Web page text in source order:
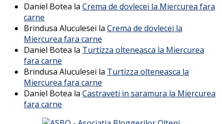
Daniel Botea la Crema de dovlecei la Miercurea fara
carne
Brindusa Aluculesei la Crema de dovlecei la
Miercurea fara carne
Daniel Botea la Turtizza olteneasca la Miercurea
fara carne
Brindusa Aluculesei la Turtizza olteneasca la
Miercurea fara carne
Daniel Botea la Castraveti in saramura la Miercurea
fara carne